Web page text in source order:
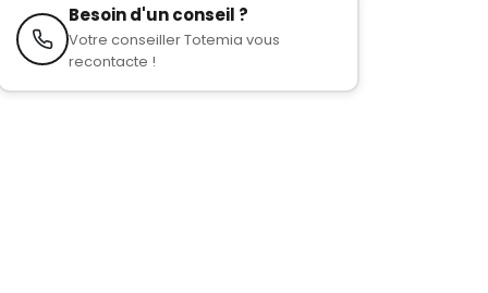
Besoin d'un conseil ?
Votre conseiller Totemia vous
recontacte !